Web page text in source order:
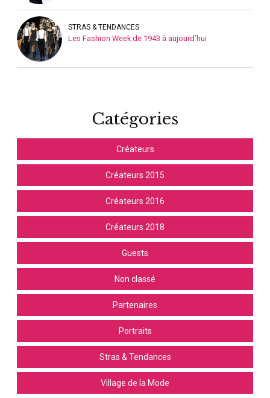
STRAS & TENDANCES
Les Fashion Week de 1943 à aujourd’hui
Catégories
Créateurs
Créateurs 2015
Créateurs 2016
Créateurs 2018
Guests
Non classé
Partenaires
Portraits
Stras & Tendances
Village de la Mode